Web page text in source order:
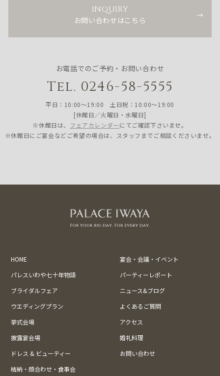
INQUIRY
お問い合わせはこちら
お電話でのご予約・お問い合わせ
Tel. 0246-58-5555
平日：10:00〜19:00 土日祝：10:00〜19:00
[休館日／火曜日・水曜日]
※休館日は、 フェアカレンダーにてご確認下さいませ。
※休館日にご宴会などご希望の場合は、スタッフまでご相談くださいませ。
HOME
宴会・会議・イベント
パレスいわや七十年物語
パーティーレポート
ブライダルフェア
ニュース&ブログ
ウエディングプラン
よくあるご質問
挙式会場
アクセス
披露宴会場
婚礼料理
ドレス & ビューティー
お問い合わせ
結納・顔合わせ・食事会